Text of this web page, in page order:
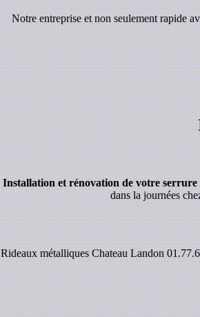
Notre entreprise et non seulement rapide
Installation et rénovation de votre
dans la journées
Rideaux métalliques Chateau Landon